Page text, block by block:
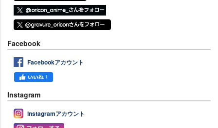
Facebook
Facebookアカウント
Instagram
Instagramアカウント